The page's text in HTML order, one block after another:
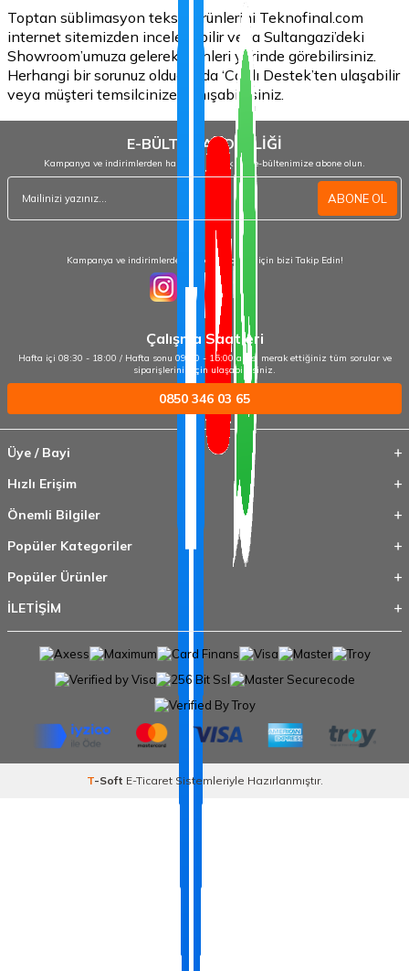
Toptan süblimasyon tekstil ürünlerini Teknofinal.com
internet sitemizden inceleyebilir veya Sultangazi’deki
Showroom’umuza gelerek ürünleri yerinde görebilirsiniz.
Herhangi bir sorunuz olduğunda ‘Canlı Destek’ten ulaşabilir
veya müşteri temsilcinize danışabilirsiniz.
E-BÜLTEN ABONELİĞİ
Kampanya ve indirimlerden haberdar olmak için e-bültenimize abone olun.
ABONE OL
Kampanya ve indirimlerden haberdar olmak için bizi Takip Edin!
Çalışma Saatleri
Hafta içi 08:30 - 18:00 / Hafta sonu 09:00 - 15:00 arası merak ettiğiniz tüm sorular ve
siparişleriniz için ulaşabilirsiniz.
0850 346 03 65
Üye / Bayi
Hızlı Erişim
Önemli Bilgiler
Popüler Kategoriler
Popüler Ürünler
İLETİŞİM
T-Soft E-TicaretSistemleriyle Hazırlanmıştır.